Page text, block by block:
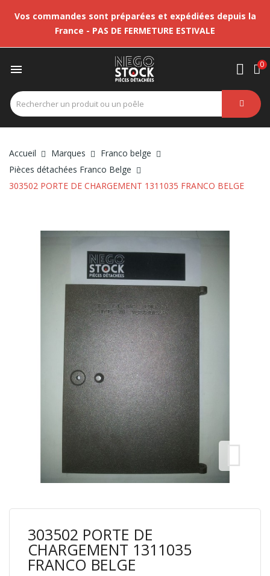
Vos commandes sont préparées et expédiées depuis la
France - PAS DE FERMETURE ESTIVALE
 0
Accueil Marques
Franco belge
Pièces détachées Franco Belge
303502 PORTE DE CHARGEMENT 1311035 FRANCO BELGE
303502 PORTE DE
CHARGEMENT 1311035
FRANCO BELGE